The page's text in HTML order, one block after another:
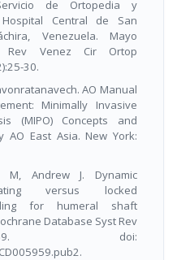
de Ortopedia y
Central de San
Venezuela. Mayo
Rev Venez Cir Ortop
30.
AO Manual
Minimally Invasive
(MIPO) Concepts and
AO East Asia. New York:
M, Andrew J. Dynamic
versus locked
for humeral shaft
Database Syst Rev
doi: